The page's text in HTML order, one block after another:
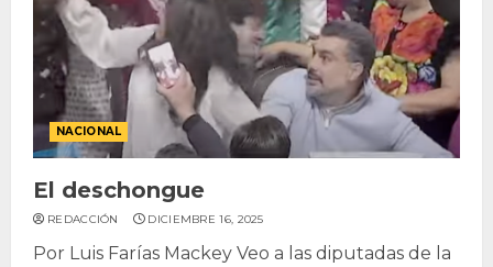
NACIONAL
El deschongue
REDACCIÓN DICIEMBRE 16, 2025
Por Luis Farías Mackey Veo a las diputadas de la